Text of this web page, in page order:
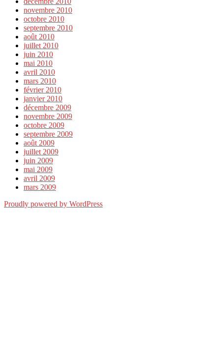
novembre 2010
octobre 2010
septembre 2010
août 2010
juillet 2010
juin 2010
mai 2010
avril 2010
mars 2010
février 2010
janvier 2010
décembre 2009
novembre 2009
octobre 2009
septembre 2009
août 2009
juillet 2009
juin 2009
mai 2009
avril 2009
mars 2009
Proudly powered by WordPress